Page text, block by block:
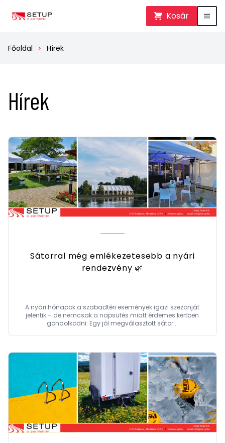
Kosár
Főoldal Hírek
Hírek
Sátorral még emlékezetesebb a nyári
rendezvény 🌿
A nyári hónapok a szabadtéri események igazi szezonját
jelentik – de nemcsak a napsütés miatt érdemes kertben
gondolkodni. Egy jól megválasztott sátor...